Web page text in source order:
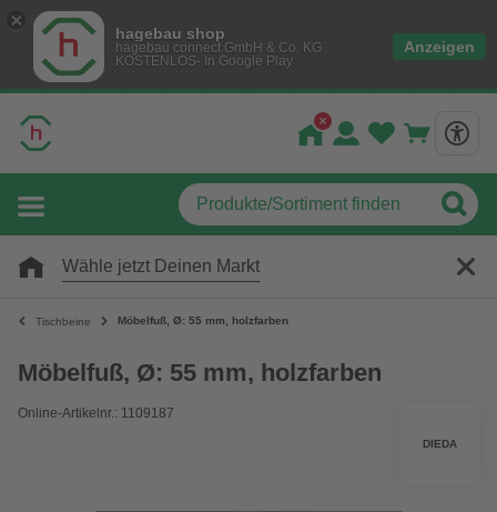
hagebau shop
hagebau connect GmbH & Co. KG
KOSTENLOS- In Google Play
Anzeigen
Wähle jetzt Deinen Markt
Tischbeine Möbelfuß, Ø: 55 mm, holzfarben
Möbelfuß, Ø: 55 mm, holzfarben
Online-Artikelnr.: 1109187
DIEDA